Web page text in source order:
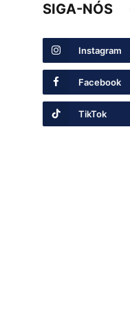
SIGA-NÓS
Instagram
Facebook
TikTok